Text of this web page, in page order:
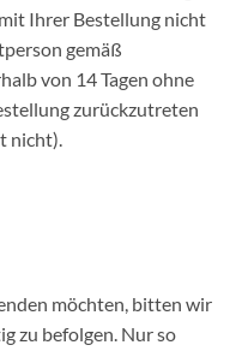
Ihrer Bestellung nicht
gemäß
von 14 Tagen ohne
zurückzutreten
nicht).
möchten, bitten wir
zu befolgen. Nur so